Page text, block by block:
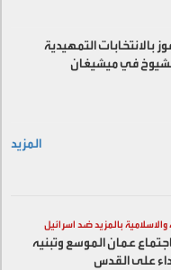
التمهيدية
في ميشيغان
المزيد
بالمزيد ضد اسرائيل
عمان الموسع وتبنيه
على القدس